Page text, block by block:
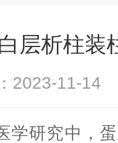
层析柱装
：2023-11-
研究中，蛋